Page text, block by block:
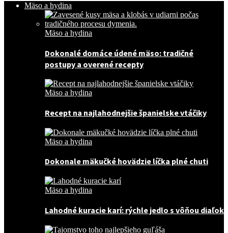
Mäso a hydina
Mäso a hydina
Dokonalé domáce údené mäso: tradičné
postupy a overené recepty
Mäso a hydina
Recept na najlahodnejšie španielske vtáčiky
Mäso a hydina
Dokonale mäkučké hovädzie líčka plné chuti
Mäso a hydina
Lahodné kuracie karí: rýchle jedlo s vôňou diaľok